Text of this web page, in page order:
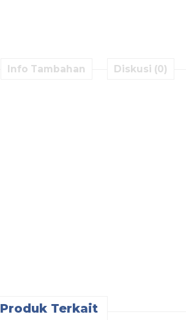
Info Tambahan Diskusi (0)
Produk Terkait